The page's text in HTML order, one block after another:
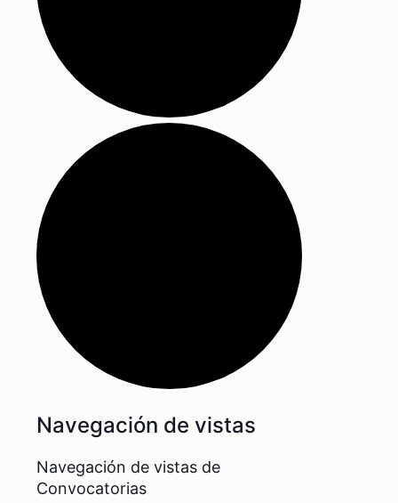
Navegación de vistas
Navegación de vistas de
Convocatorias